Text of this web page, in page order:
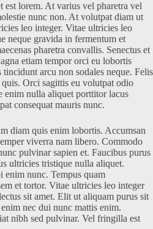
est lorem. At varius vel pharetra vel
nunc non. At volutpat diam ut
leo integer. Vitae ultricies leo
neque gravida in fermentum et
pharetra convallis. Senectus et
etiam tempor orci eu lobortis
arcu non sodales neque. Felis
Orci sagittis eu volutpat odio
enim nulla aliquet porttitor lacus
consequat mauris nunc.
diam quis enim lobortis. Accumsan
viverra nam libero. Commodo
pulvinar sapien et. Faucibus purus
ultricies tristique nulla aliquet.
enim nunc. Tempus quam
et tortor. Vitae ultricies leo integer
sit amet. Elit ut aliquam purus sit
nec dui nunc mattis enim.
nibh sed pulvinar. Vel fringilla est